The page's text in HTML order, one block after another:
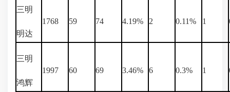
三明
明达
1768 59 74 4.19% 2 0.11% 1
三明
鸿辉
1997 60 69 3.46% 6 0.3% 1